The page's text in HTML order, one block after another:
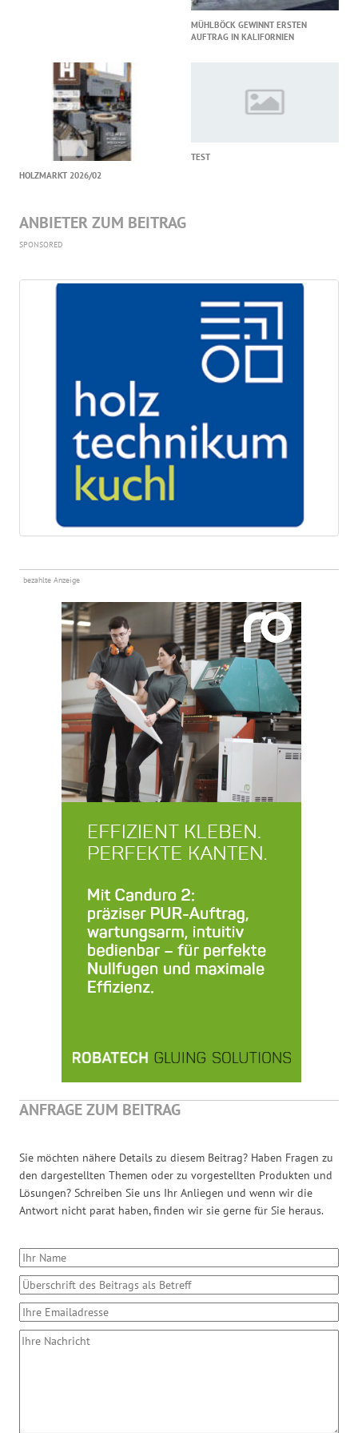
MÜHLBÖCK GEWINNT ERSTEN
AUFTRAG IN KALIFORNIEN
HOLZMARKT 2026/02
TEST
ANBIETER ZUM BEITRAG
SPONSORED
bezahlte Anzeige
ANFRAGE ZUM BEITRAG
Sie möchten nähere Details zu diesem Beitrag? Haben Fragen zu
den dargestellten Themen oder zu vorgestellten Produkten und
Lösungen? Schreiben Sie uns Ihr Anliegen und wenn wir die
Antwort nicht parat haben, finden wir sie gerne für Sie heraus.